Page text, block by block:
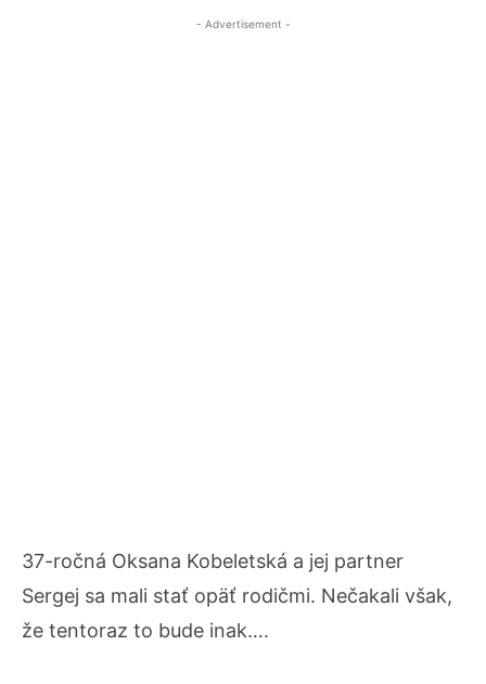
- Advertisement -
37-ročná Oksana Kobeletská a jej partner
Sergej sa mali stať opäť rodičmi. Nečakali však,
že tentoraz to bude inak….